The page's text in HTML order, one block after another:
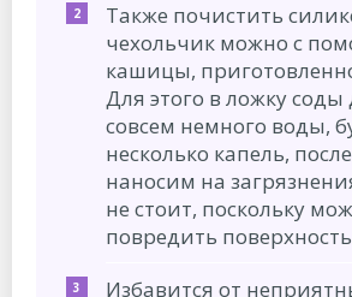
Также почистить
чехольчик можно с
кашицы,
Для этого в ложку соды
совсем немного воды,
несколько капель,
наносим на
не стоит, поскольку
повредить
Избавится от